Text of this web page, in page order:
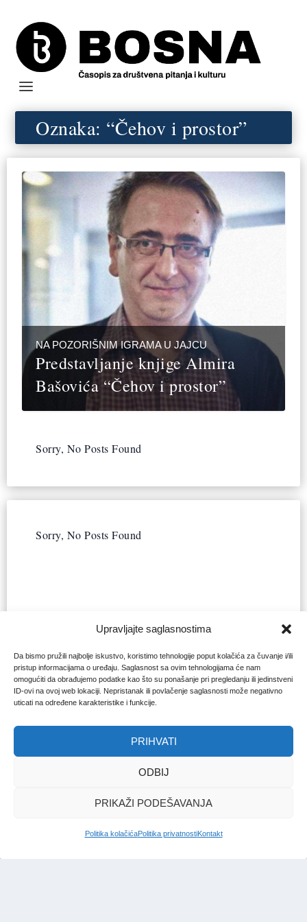
Upravljajte saglasnostima
Da bismo pružili najbolje iskustvo, koristimo tehnologije poput kolačića za čuvanje i/ili
pristup informacijama o uređaju. Saglasnost sa ovim tehnologijama će nam
omogućiti da obrađujemo podatke kao što su ponašanje pri pregledanju ili jedinstveni
ID-ovi na ovoj web lokaciji. Nepristanak ili povlačenje saglasnosti može negativno
uticati na određene karakteristike i funkcije.
PRIHVATI
ODBIJ
PRIKAŽI PODEŠAVANJA
Politika kolačićaPolitika privatnostiKontakt
Oznaka: “Čehov i prostor”
NA POZORIŠNIM IGRAMA U JAJCU
Predstavljanje knjige Almira
Bašovića “Čehov i prostor”
Sorry, No Posts Found
Sorry, No Posts Found